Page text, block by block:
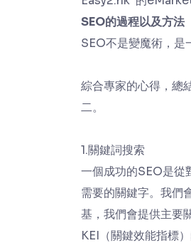
SEO的過程以及方法
SEO不是變魔術，是
綜合專家的心得，總
二。
1.關鍵詞搜索
一個成功的SEO是從
需要的關鍵字。我們
基，我們會提供主要
KEI（關鍵效能指標